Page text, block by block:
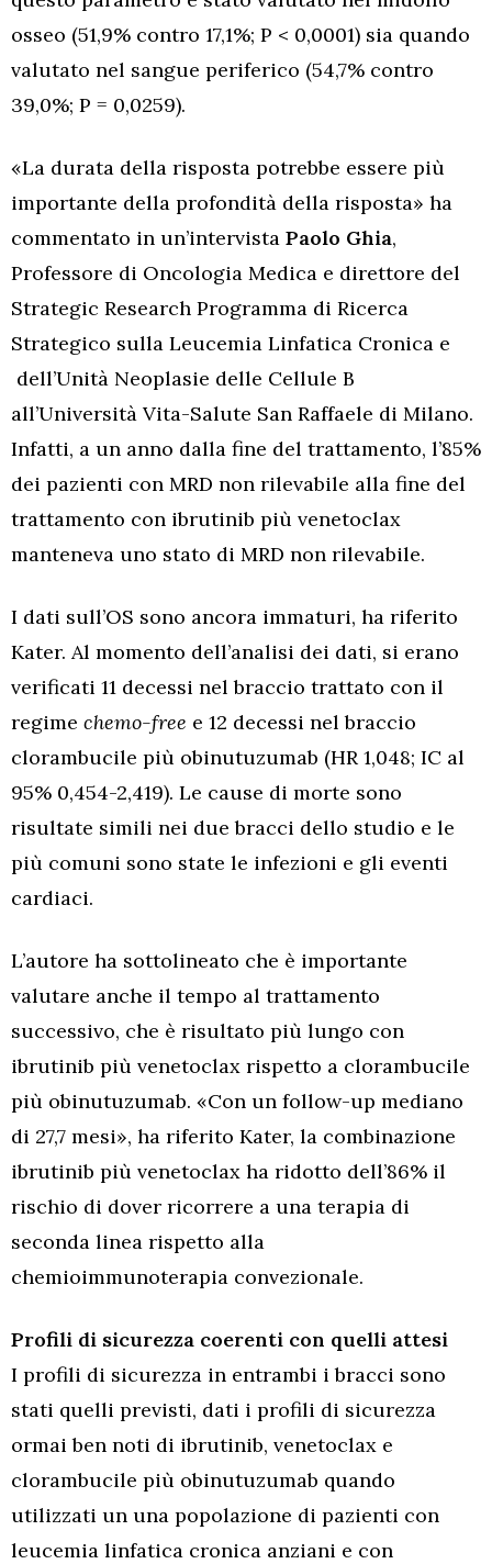
osseo (51,9% contro 17,1%; P < 0,0001) sia quando
valutato nel sangue periferico (54,7% contro
39,0%; P = 0,0259).
«La durata della risposta potrebbe essere più
importante della profondità della risposta» ha
commentato in un’intervista Paolo Ghia,
Professore di Oncologia Medica e direttore del
Strategic Research Programma di Ricerca
Strategico sulla Leucemia Linfatica Cronica e
dell’Unità Neoplasie delle Cellule B
all’Università Vita-Salute San Raffaele di Milano.
Infatti, a un anno dalla fine del trattamento, l’85%
dei pazienti con MRD non rilevabile alla fine del
trattamento con ibrutinib più venetoclax
manteneva uno stato di MRD non rilevabile.
I dati sull’OS sono ancora immaturi, ha riferito
Kater. Al momento dell’analisi dei dati, si erano
verificati 11 decessi nel braccio trattato con il
regime chemo-free e 12 decessi nel braccio
clorambucile più obinutuzumab (HR 1,048; IC al
95% 0,454-2,419). Le cause di morte sono
risultate simili nei due bracci dello studio e le
più comuni sono state le infezioni e gli eventi
cardiaci.
L’autore ha sottolineato che è importante
valutare anche il tempo al trattamento
successivo, che è risultato più lungo con
ibrutinib più venetoclax rispetto a clorambucile
più obinutuzumab. «Con un follow-up mediano
di 27,7 mesi», ha riferito Kater, la combinazione
ibrutinib più venetoclax ha ridotto dell’86% il
rischio di dover ricorrere a una terapia di
seconda linea rispetto alla
chemioimmunoterapia convezionale.
Profili di sicurezza coerenti con quelli attesi
I profili di sicurezza in entrambi i bracci sono
stati quelli previsti, dati i profili di sicurezza
ormai ben noti di ibrutinib, venetoclax e
clorambucile più obinutuzumab quando
utilizzati un una popolazione di pazienti con
leucemia linfatica cronica anziani e con